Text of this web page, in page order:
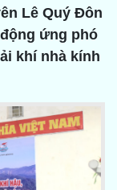
Lê Quý Đôn
ứng phó
khí nhà kính